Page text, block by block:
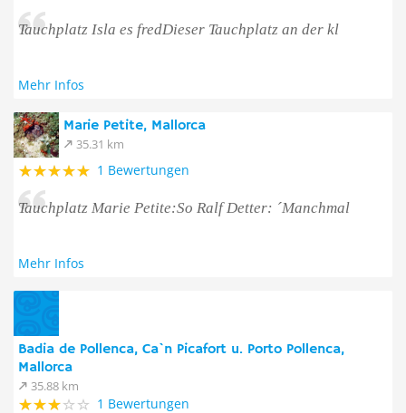
Tauchplatz Isla es fredDieser Tauchplatz an der kl
Mehr Infos
Marie Petite, Mallorca
35.31 km
1 Bewertungen
Tauchplatz Marie Petite:So Ralf Detter: ´Manchmal
Mehr Infos
Badia de Pollenca, Ca`n Picafort u. Porto Pollenca,
Mallorca
35.88 km
1 Bewertungen